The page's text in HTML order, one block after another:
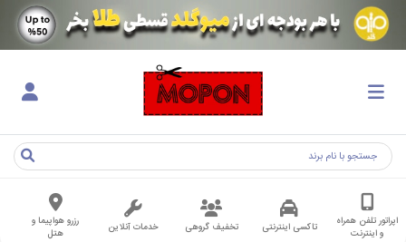
اپراتور تلفن همراه
و اینترنت
تاکسی اینترنتی تخفیف گروهی خدمات آنلاین
رزرو هواپیما و
هتل